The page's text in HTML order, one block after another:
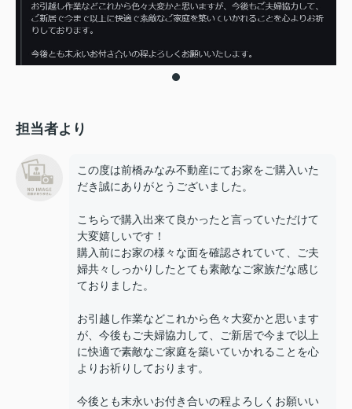
担当者より
この度は前橋みなみ不動産にてお家をご購入いた
だき誠にありがとうございました。
こちらで購入出来て良かったと言っていただけて
大変嬉しいです！
購入前にお家の様々な面を確認されていて、ご夫
婦共々しっかりしたとても素敵なご家族だな感じ
ておりました。
お引越し作業などこれから色々大変かと思います
が、今後もご夫婦協力して、ご新居で今まで以上
に快適で素敵なご家庭を築いていかれることを心
よりお祈りしております。
今後とも末永いお付き合いの程よろしくお願いい